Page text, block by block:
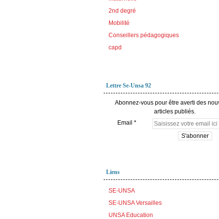
2nd degré
Mobilité
Conseillers pédagogiques
capd
Lettre Se-Unsa 92
Abonnez-vous pour être averti des
articles publiés.
Email
Liens
SE-UNSA
SE-UNSA Versailles
UNSA Education